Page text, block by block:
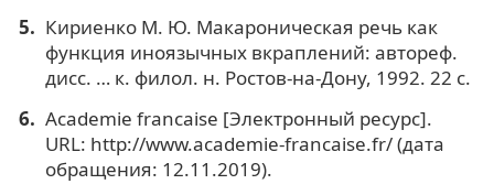
Кириенко М. Ю. Макароническая речь как
функция иноязычных вкраплений: автореф.
дисс. … к. филол. н. Ростов-на-Дону, 1992. 22 с.
Academie francaise [Электронный ресурс].
URL: http://www.academie-francaise.fr/ (дата
обращения: 12.11.2019).